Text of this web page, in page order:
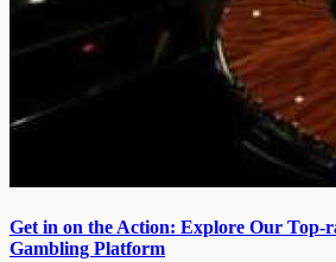
Get in on the Action: Explore Our Top-
Gambling Platform